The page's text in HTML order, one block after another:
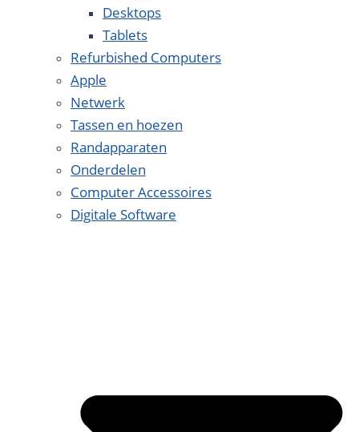
Desktops
Tablets
Refurbished Computers
Apple
Netwerk
Tassen en hoezen
Randapparaten
Onderdelen
Computer Accessoires
Digitale Software